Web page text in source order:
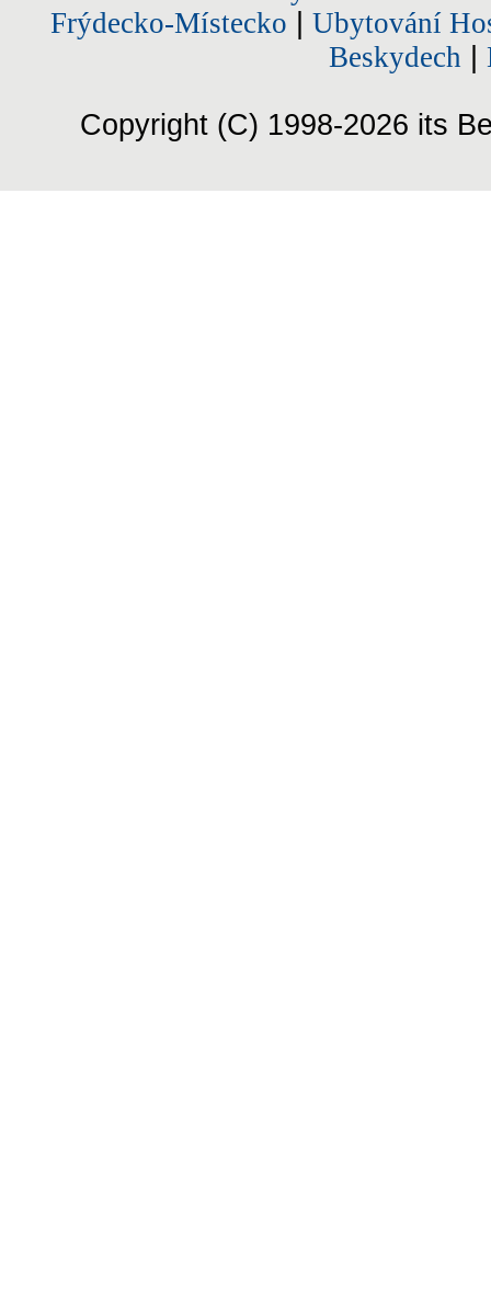
Frýdecko-Místecko
Ubytování
Beskydech
Copyright (C) 1998-2026 its